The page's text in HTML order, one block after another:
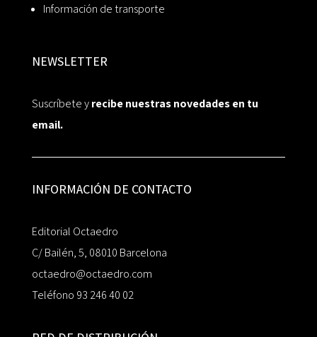
Información de transporte
NEWSLETTER
Suscríbete yrecibe nuestras novedades en tu
email.
INFORMACIÓN DE CONTACTO
Editorial Octaedro
C/ Bailén, 5, 08010 Barcelona
octaedro@octaedro.com
Teléfono 93 246 40 02